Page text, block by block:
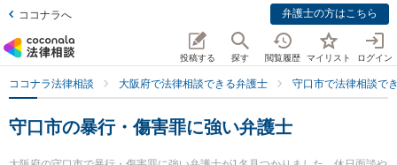
ココナラへ 弁護士の方はこちら
投稿する 探す 閲覧履歴 マイリスト ログイン
ココナラ法律相談 大阪府で法律相談できる弁護士 守口市で法律相談で
守口市の暴行・傷害罪に強い弁護士